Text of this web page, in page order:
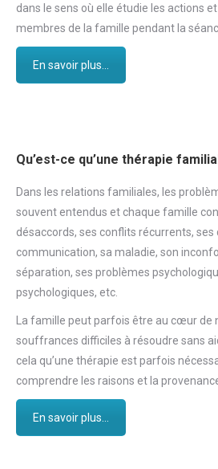
dans le sens où elle étudie les actions
membres de la famille pendant la
En savoir plus...
Qu’est-ce qu’une thérapie
Dans les relations familiales, les
souvent entendus et chaque famille
désaccords, ses conflits récurrents, ses
communication, sa maladie, son
séparation, ses problèmes
psychologiques, etc.
La famille peut parfois être au cœur de
souffrances difficiles à résoudre sans
cela qu’une thérapie est parfois
comprendre les raisons et la
En savoir plus...